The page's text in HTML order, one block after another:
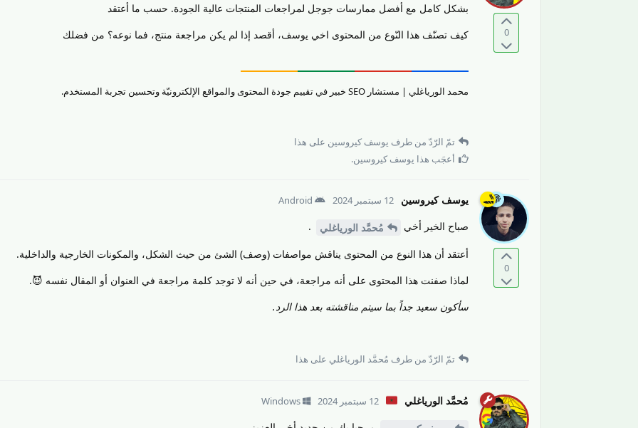
0
بشكل كامل مع أفضل ممارسات جوجل لمراجعات المنتجات عالية الجودة. حسب ما أعتقد
كيف تصنّف هذا النّوع من المحتوى اخي يوسف، أقصد إذا لم يكن مراجعة منتج، فما نوعه؟ من فضلك
محمد الورياغلي | مستشار SEO خبير في تقييم جودة المحتوى والمواقع الإلكترونيّة وتحسين تجربة المستخدم.
تمّ الرّدّ من طرف يوسف كيروسين على هذا
أعجَب هذا يوسف كيروسين.
0
يوسف كيروسين 12 سبتمبر 2024 Android
صباح الخير أخي مُحمَّد الورياغلي .
أعتقد أن هذا النوع من المحتوى يناقش مواصفات (وصف) الشئ من حيث الشكل، والمكونات الخارجية والداخلية.
لماذا صفنت هذا المحتوى على أنه مراجعة، في حين أنه لا توجد كلمة مراجعة في العنوان أو المقال نفسه 😈.
سأكون سعيد جداً بما سيتم مناقشته بعد هذا الرد.
تمّ الرّدّ من طرف مُحمَّد الورياغلي على هذا
مُحمَّد الورياغلي 12 سبتمبر 2024 Windows